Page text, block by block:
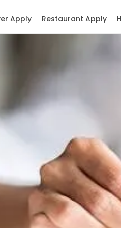
Restaurant Apply
Apply